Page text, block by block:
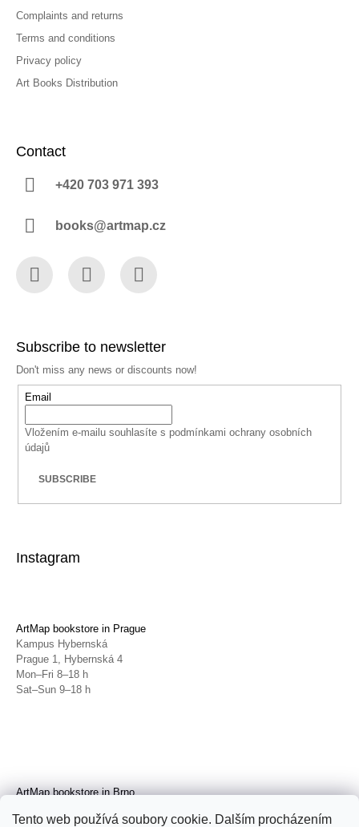
Tento web používá soubory cookie. Dalším procházením
Complaints and returns
Terms and conditions
Privacy policy
Art Books Distribution
Contact
+420 703 971 393
books@artmap.cz
Subscribe to newsletter
Don't miss any news or discounts now!
Email
Vložením e-mailu souhlasíte s podmínkami ochrany osobních
údajů
SUBSCRIBE
Instagram
ArtMap bookstore in Prague
Kampus Hybernská
Prague 1, Hybernská 4
Mon–Fri 8–18 h
Sat–Sun 9–18 h
ArtMap bookstore in Brno
Brno, Radnická 4